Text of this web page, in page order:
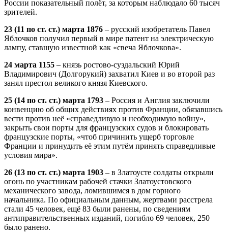
России показательный полёт, за которым наблюдало 60 тысяч
зрителей.
23 (11 по ст. ст.) марта 1876 – русский изобретатель Павел
Яблочков получил первый в мире патент на электрическую
лампу, ставшую известной как «свеча Яблочкова».
24 марта 1155 – князь ростово-суздальский Юрий
Владимирович (Долгорукий) захватил Киев и во второй раз
занял престол великого князя Киевского.
25 (14 по ст. ст.) марта 1793 – Россия и Англия заключили
конвенцию об общих действиях против Франции, обязавшись
вести против неё «справедливую и необходимую войну»,
закрыть свои порты для французских судов и блокировать
французские порты, «чтоб причинить ущерб торговле
Франции и принудить её этим путём принять справедливые
условия мира».
26 (13 по ст. ст.) марта 1903 – в Златоусте солдаты открыли
огонь по участникам рабочей стачки Златоустовского
механического завода, ломившимся в дом горного
начальника. По официальным данным, жертвами расстрела
стали 45 человек, ещё 83 были ранены, по сведениям
антиправительственных изданий, погибло 69 человек, 250
было ранено.